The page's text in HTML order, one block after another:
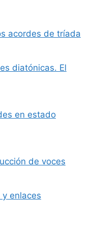
acordes de tríada
diatónicas. El
en estado
de voces
enlaces